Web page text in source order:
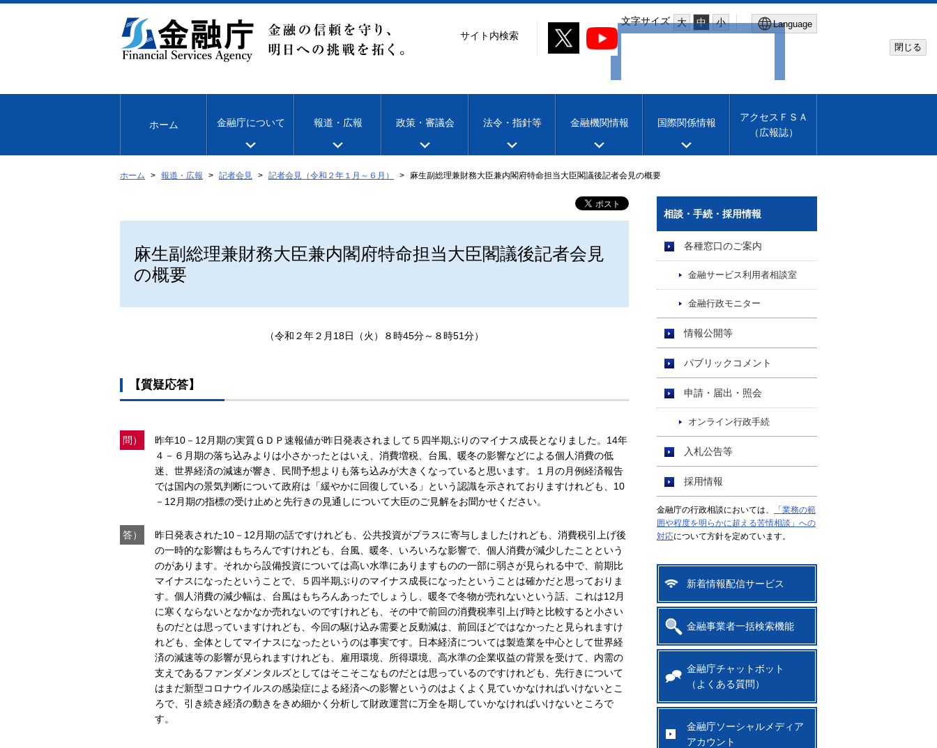
文
移
文字サイズ 大 中 小 Language
Machine translation
閉じる
サイト内検索
ホーム 金融庁について 報道・広報 政策・審議会 法令・指針等 金融機関情報 国際関係情報
アクセスＦＳＡ
（広報誌）
ホーム 報道・広報 記者会見 記者会見（令和２年１月～６月） 麻生副総理兼財務大臣兼内閣府特命担当大臣閣議後記者会見の概要
麻生副総理兼財務大臣兼内閣府特命担当大臣閣議後記者会見
の概要
（令和２年２月18日（火）８時45分～８時51分）
【質疑応答】
問）
昨年10－12月期の実質ＧＤＰ速報値が昨日発表されまして５四半期ぶりのマイナス成長となりました。14年
４－６月期の落ち込みよりは小さかったとはいえ、消費増税、台風、暖冬の影響などによる個人消費の低
迷、世界経済の減速が響き、民間予想よりも落ち込みが大きくなっていると思います。１月の月例経済報告
では国内の景気判断について政府は「緩やかに回復している」という認識を示されておりますけれども、10
－12月期の指標の受け止めと先行きの見通しについて大臣のご見解をお聞かせください。
答）
昨日発表された10－12月期の話ですけれども、公共投資がプラスに寄与しましたけれども、消費税引上げ後
の一時的な影響はもちろんですけれども、台風、暖冬、いろいろな影響で、個人消費が減少したことという
のがあります。それから設備投資については高い水準にありますものの一部に弱さが見られる中で、前期比
マイナスになったということで、５四半期ぶりのマイナス成長になったということは確かだと思っておりま
す。個人消費の減少幅は、台風はもちろんあったでしょうし、暖冬で冬物が売れないという話、これは12月
に寒くならないとなかなか売れないのですけれども、その中で前回の消費税率引上げ時と比較すると小さい
ものだとは思っていますけれども、今回の駆け込み需要と反動減は、前回ほどではなかったと見られますけ
れども、全体としてマイナスになったというのは事実です。日本経済については製造業を中心として世界経
済の減速等の影響が見られますけれども、雇用環境、所得環境、高水準の企業収益の背景を受けて、内需の
支えであるファンダメンタルズとしてはそこそこなものだとは思っているのですけれども、先行きについて
はまだ新型コロナウイルスの感染症による経済への影響というのはよくよく見ていかなければいけないとこ
ろで、引き続き経済の動きをきめ細かく分析して財政運営に万全を期していかなければいけないところで
す。
相談・手続・採用情報
各種窓口のご案内
金融サービス利用者相談室
金融行政モニター
情報公開等
パブリックコメント
申請・届出・照会
オンライン行政手続
入札公告等
採用情報
金融庁の行政相談においては、
「業務の範
囲や程度を明らかに超える苦情相談」への
対応について方針を定めています。
新着情報配信サービス
金融事業者一括検索機能
金融庁チャットボット
（よくある質問）
金融庁ソーシャルメディア
アカウント